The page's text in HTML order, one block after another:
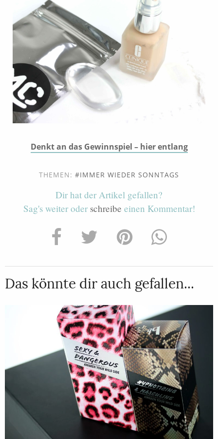
Denkt an das Gewinnspiel – hier entlang
THEMEN: IMMER WIEDER SONNTAGS
Dir hat der Artikel gefallen?
Sag's weiter oder schreibe einen Kommentar!
Das könnte dir auch gefallen...